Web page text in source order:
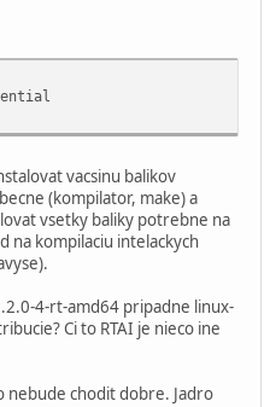
vacsinu balikov
(kompilator, make) a
vsetky baliky potrebne na
na kompilaciu intelackych
4-rt-amd64 pripadne linux-
Ci to RTAI je nieco ine
nebude chodit dobre. Jadro